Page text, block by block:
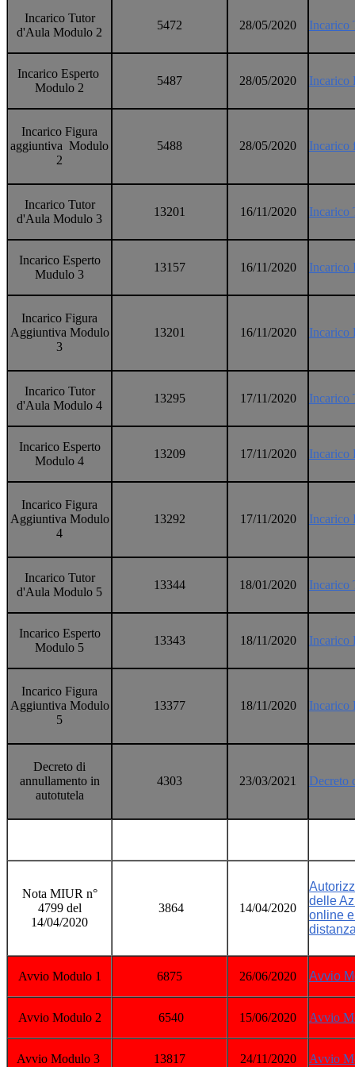
Incarico Tutor
d'Aula Modulo 2
5472 28/05/2020 Incarico
Incarico Esperto
Modulo 2
5487 28/05/2020 Incarico
Incarico Figura
aggiuntiva Modulo
2
5488 28/05/2020 Incarico
Incarico Tutor
d'Aula Modulo 3
13201 16/11/2020 Incarico
Incarico Esperto
Mudulo 3
13157 16/11/2020 Incarico
Incarico Figura
Aggiuntiva Modulo
3
13201 16/11/2020 Incarico
Incarico Tutor
d'Aula Modulo 4
13295 17/11/2020 Incarico
Incarico Esperto
Modulo 4
13209 17/11/2020 Incarico
Incarico Figura
Aggiuntiva Modulo
4
13292 17/11/2020 Incarico
Incarico Tutor
d'Aula Modulo 5
13344 18/01/2020 Incarico
Incarico Esperto
Modulo 5
13343 18/11/2020 Incarico
Incarico Figura
Aggiuntiva Modulo
5
13377 18/11/2020 Incarico
Decreto di
annullamento in
autotutela
4303 23/03/2021 Decreto
Nota MIUR n°
4799 del
14/04/2020
3864 14/04/2020
delle
online
Avvio Modulo 1 6875 26/06/2020 Avvio
Avvio Modulo 2 6540 15/06/2020 Avvio
Avvio Modulo 3 13817 24/11/2020 Avvio